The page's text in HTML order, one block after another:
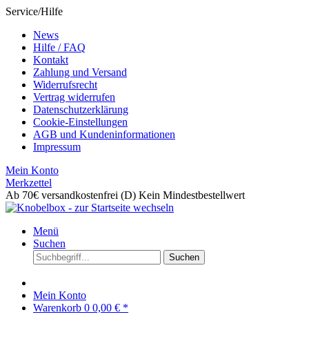
Service/Hilfe
News
Hilfe / FAQ
Kontakt
Zahlung und Versand
Widerrufsrecht
Vertrag widerrufen
Datenschutzerklärung
Cookie-Einstellungen
AGB und Kundeninformationen
Impressum
Mein Konto
Merkzettel
Ab 70€ versandkostenfrei (D) Kein Mindestbestellwert
Menü
Suchen
Suchen
Mein Konto
Warenkorb 0 0,00 € *